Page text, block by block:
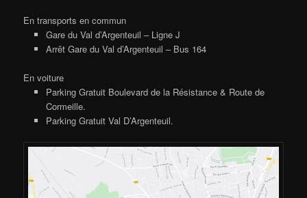
En transports en commun
Gare du Val d’Argenteuil – Ligne J
Arrêt Gare du Val d’Argenteuil – Bus 164
En voiture
Parking Gratuit Boulevard de la Résistance & Route de
Cormeille.
Parking Gratuit Val D’Argenteuil.